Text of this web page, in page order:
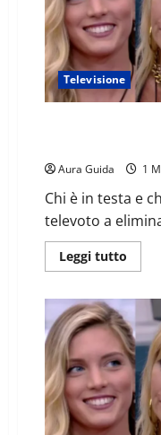
Televisione
Aura Guida 1
Chi è in testa e
televoto a
Leggi tutto